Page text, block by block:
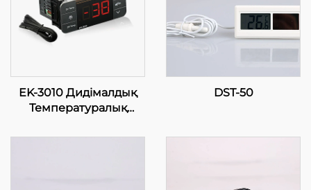
EK-3010 Дидімалдық
Температуралық
Қолыңыздағы Дәлдік
DST-50